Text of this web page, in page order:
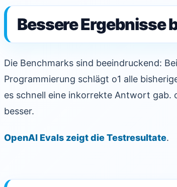
Bessere Ergebnisse
Die Benchmarks sind beeindruckend:
Programmierung schlägt o1 alle
es schnell eine inkorrekte Antwort gab.
besser.
OpenAI Evals zeigt die Testresultate.